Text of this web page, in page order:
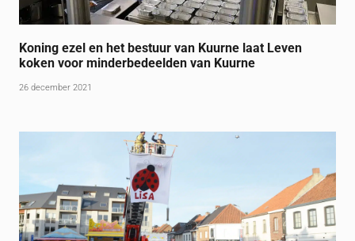
Koning ezel en het bestuur van Kuurne laat Leven
koken voor minderbedeelden van Kuurne
26 december 2021